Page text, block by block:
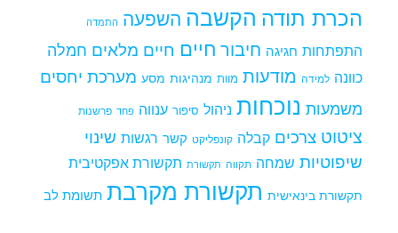
הכרת תודה הקשבה השפעה התמדה
התפתחות חגיגה חיבור חיים חיים מלאים חמלה
כוונה למידה מודעות מוות מנהיגות מסע מערכת יחסים
משמעות נוכחות ניהול סיפור ענווה פחד פרשנות
ציטוט צרכים קבלה קונפליקט קשר רגשות שינוי
שיפוטיות שמחה תקווה תקשורת תקשורת אפקטיבית
תקשורת בינאישית תקשורת מקרבת תשומת לב